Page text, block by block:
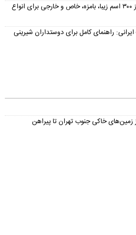
اسم برای طوطی | بیش از ۳۰۰ اسم زیبا، بامزه، خاص و خارجی برای انواع
راهنمای کامل برای دوستداران شیرینی
زمین‌های خاکی جنوب تهران تا پیراهن